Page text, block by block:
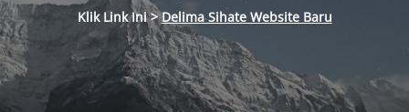
Klik Link Ini >Delima Sihate Website Baru